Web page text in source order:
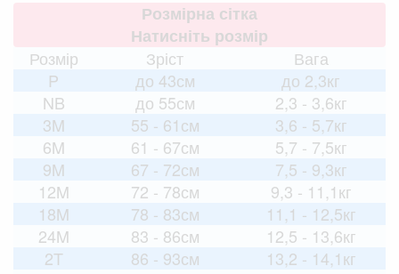
Розмірна сітка
Натисніть розмір
Розмір
Зріст
Вага
P
до 43см
до 2,3кг
NB
до 55см
2,3 - 3,6кг
3M
55 - 61см
3,6 - 5,7кг
6M
61 - 67см
5,7 - 7,5кг
9M
67 - 72см
7,5 - 9,3кг
12M
72 - 78см
9,3 - 11,1кг
18M
78 - 83см
11,1 - 12,5кг
24M
83 - 86см
12,5 - 13,6кг
2T
86 - 93см
13,2 - 14,1кг